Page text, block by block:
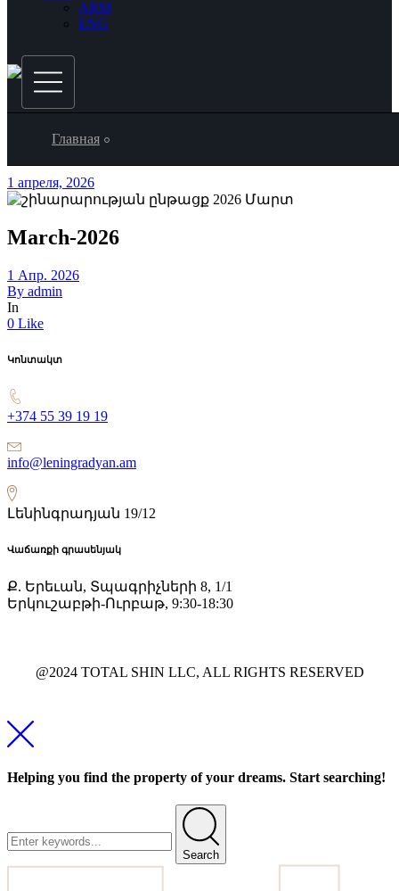
ARM
ENG
Главная
1 апреля, 2026
March-2026
1 Апр. 2026
By admin
In
0 Like
Կոնտակտ
+374 55 39 19 19
info@leningradyan.am
Լենինգրադյան 19/12
Վաճառքի գրասենյակ
Ք. Երեւան, Տպագրիչների 8, 1/1
Երկուշաբթի-Ուրբաթ, 9:30-18:30
@2024 TOTAL SHIN LLC, ALL RIGHTS RESERVED
Helping you find the property of your dreams. Start searching!
Search